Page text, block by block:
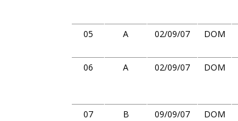
05
A 02/09/07 DOM
06
A 02/09/07 DOM
07 B 09/09/07 DOM